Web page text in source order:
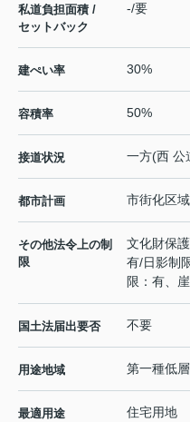
私道負担面積 /
セットバック
-/要
建ぺい率 30%
容積率 50%
接道状況 一方(西 公
都市計画 市街化区域
その他法令上の制
限
文化財保
有/日影制
限：有、
国土法届出要否 不要
用途地域 第一種低
最適用途 住宅用地